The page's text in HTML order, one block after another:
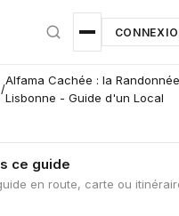
/
Alfama Cachée : la
Lisbonne - Guide d'un Local
ce guide
en route, carte ou